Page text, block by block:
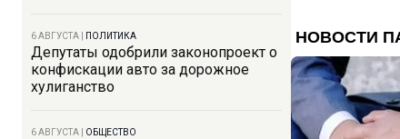
6 АВГУСТА ПОЛИТИКА
Депутаты одобрили законопроект о
конфискации авто за дорожное
хулиганство
6 АВГУСТА ОБЩЕСТВО